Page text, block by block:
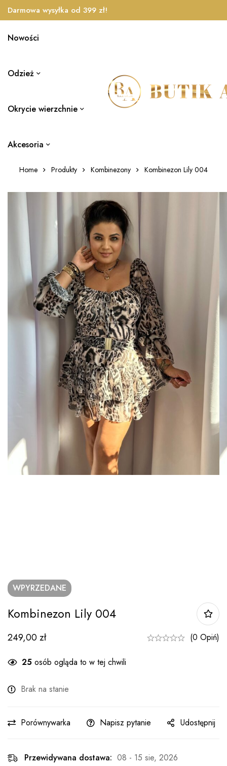
Darmowa wysyłka od 399 zł!
Nowości
Odzież
Okrycie wierzchnie
Akcesoria
Home Produkty Kombinezony Kombinezon Lily 004
WPYRZEDANE
Kombinezon Lily 004
249,00zł (0 Opiń)
25 osób ogląda to w tej chwili
Brak na stanie
Porównywarka Napisz pytanie Udostępnij
Przewidywana dostawa: 08 - 15 sie, 2026